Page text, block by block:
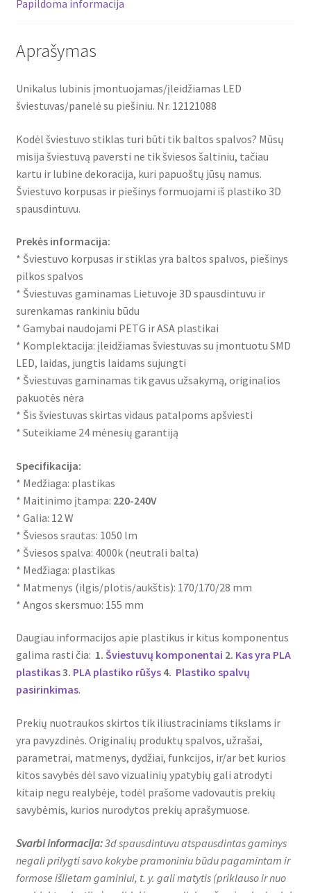
Papildoma informacija
Aprašymas
Unikalus lubinis įmontuojamas/įleidžiamas LED
šviestuvas/panelė su piešiniu. Nr. 12121088
Kodėl šviestuvo stiklas turi būti tik baltos spalvos? Mūsų
misija šviestuvą paversti ne tik šviesos šaltiniu, tačiau
kartu ir lubine dekoracija, kuri papuoštų jūsų namus.
Šviestuvo korpusas ir piešinys formuojami iš plastiko 3D
spausdintuvu.
Prekės informacija:
* Šviestuvo korpusas ir stiklas yra baltos spalvos, piešinys
pilkos spalvos
* Šviestuvas gaminamas Lietuvoje 3D spausdintuvu ir
surenkamas rankiniu būdu
* Gamybai naudojami PETG ir ASA plastikai
* Komplektacija: įleidžiamas šviestuvas su įmontuotu SMD
LED, laidas, jungtis laidams sujungti
* Šviestuvas gaminamas tik gavus užsakymą, originalios
pakuotės nėra
* Šis šviestuvas skirtas vidaus patalpoms apšviesti
* Suteikiame 24 mėnesių garantiją
Specifikacija:
* Medžiaga: plastikas
* Maitinimo įtampa: 220-240V
* Galia: 12 W
* Šviesos srautas: 1050 lm
* Šviesos spalva: 4000k (neutrali balta)
* Medžiaga: plastikas
* Matmenys (ilgis/plotis/aukštis): 170/170/28 mm
* Angos skersmuo: 155 mm
Daugiau informacijos apie plastikus ir kitus komponentus
galima rasti čia: 1. Šviestuvų komponentai 2. Kas yra PLA
plastikas3. PLA plastiko rūšys4. Plastiko spalvų
pasirinkimas.
Prekių nuotraukos skirtos tik iliustraciniams tikslams ir
yra pavyzdinės. Originalių produktų spalvos, užrašai,
parametrai, matmenys, dydžiai, funkcijos, ir/ar bet kurios
kitos savybės dėl savo vizualinių ypatybių gali atrodyti
kitaip negu realybėje, todėl prašome vadovautis prekių
savybėmis, kurios nurodytos prekių aprašymuose.
Svarbi informacija:3d spausdintuvu atspausdintas gaminys
negali prilygti savo kokybe pramoniniu būdu pagamintam ir
formose išlietam gaminiui, t. y. gali matytis (priklauso ir nuo